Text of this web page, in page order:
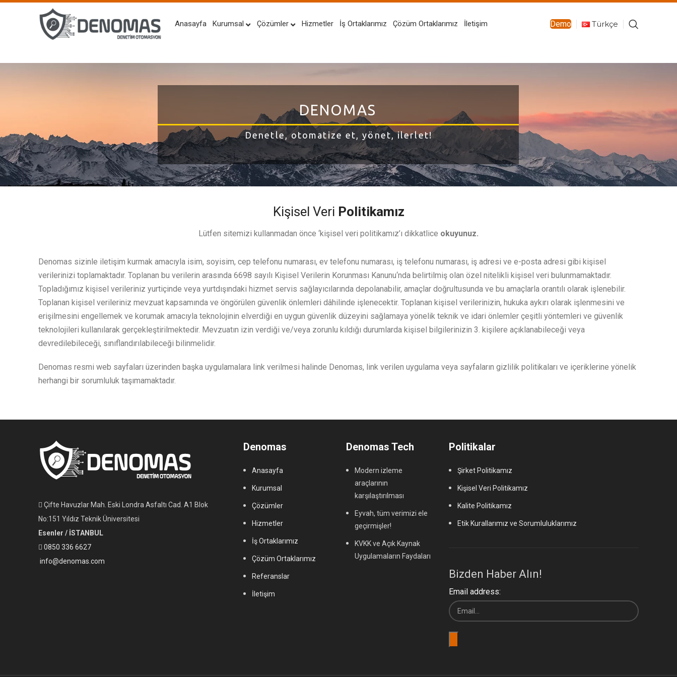
Anasayfa Kurumsal Çözümler Hizmetler İş Ortaklarımız Çözüm Ortaklarımız İletişim Demo Türkçe
Denetle, otomatize et, yönet, ilerlet!
DENOMAS
Kişisel Veri Politikamız
Lütfen sitemizi kullanmadan önce ‘kişisel veri politikamız’ı dikkatlice okuyunuz.
Denomas sizinle iletişim kurmak amacıyla isim, soyisim, cep telefonu numarası, ev telefonu numarası, iş telefonu numarası, iş adresi ve e-posta adresi gibi kişisel
verilerinizi toplamaktadır. Toplanan bu verilerin arasında 6698 sayılı Kişisel Verilerin Korunması Kanunu‘nda belirtilmiş olan özel nitelikli kişisel veri bulunmamaktadır.
Topladığımız kişisel verileriniz yurtiçinde veya yurtdışındaki hizmet servis sağlayıcılarında depolanabilir, amaçlar doğrultusunda ve bu amaçlarla orantılı olarak işlenebilir.
Toplanan kişisel verileriniz mevzuat kapsamında ve öngörülen güvenlik önlemleri dâhilinde işlenecektir. Toplanan kişisel verilerinizin, hukuka aykırı olarak işlenmesini ve
erişilmesini engellemek ve korumak amacıyla teknolojinin elverdiği en uygun güvenlik düzeyini sağlamaya yönelik teknik ve idari önlemler çeşitli yöntemleri ve güvenlik
teknolojileri kullanılarak gerçekleştirilmektedir. Mevzuatın izin verdiği ve/veya zorunlu kıldığı durumlarda kişisel bilgilerinizin 3. kişilere açıklanabileceği veya
devredilebileceği, sınıflandırılabileceği bilinmelidir.
Denomas resmi web sayfaları üzerinden başka uygulamalara link verilmesi halinde Denomas, link verilen uygulama veya sayfaların gizlilik politikaları ve içeriklerine yönelik
herhangi bir sorumluluk taşımamaktadır.
Çifte Havuzlar Mah. Eski Londra Asfaltı Cad. A1 Blok
No:151 Yıldız Teknik Üniversitesi
Esenler / İSTANBUL
0850 336 6627
info@denomas.com
Denomas
Anasayfa
Kurumsal
Çözümler
Hizmetler
İş Ortaklarımız
Çözüm Ortaklarımız
Referanslar
İletişim
Denomas Tech
Modern izleme
araçlarının
karşılaştırılması
Eyvah, tüm verimizi ele
geçirmişler!
KVKK ve Açık Kaynak
Uygulamaların Faydaları
Politikalar
Şirket Politikamız
Kişisel Veri Politikamız
Kalite Politikamız
Etik Kurallarımız ve Sorumluluklarımız
Bizden Haber Alın!
Email address: